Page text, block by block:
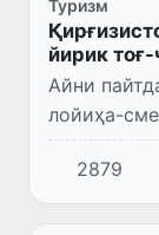
Туризм
йирик
Айни
лойиҳа-
2879